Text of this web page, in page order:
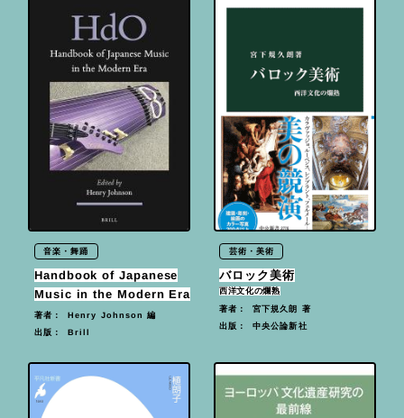
音楽・舞踊
Handbook of Japanese
Music in the Modern Era
著者： Henry Johnson 編
出版： Brill
芸術・美術
バロック美術
西洋文化の爛熟
著者： 宮下規久朗 著
出版： 中央公論新社